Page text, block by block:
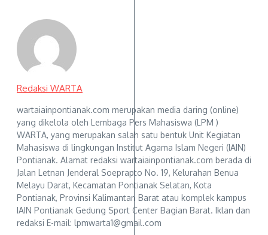
Redaksi WARTA
wartaiainpontianak.com merupakan media daring (online)
yang dikelola oleh Lembaga Pers Mahasiswa (LPM )
WARTA, yang merupakan salah satu bentuk Unit Kegiatan
Mahasiswa di lingkungan Institut Agama Islam Negeri (IAIN)
Pontianak. Alamat redaksi wartaiainpontianak.com berada di
Jalan Letnan Jenderal Soeprapto No. 19, Kelurahan Benua
Melayu Darat, Kecamatan Pontianak Selatan, Kota
Pontianak, Provinsi Kalimantan Barat atau komplek kampus
IAIN Pontianak Gedung Sport Center Bagian Barat. Iklan dan
redaksi E-mail: lpmwarta1@gmail.com